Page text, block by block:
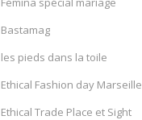
Bastamag
les pieds dans la toile
Ethical Fashion day Marseille
Ethical Trade Place et Sight